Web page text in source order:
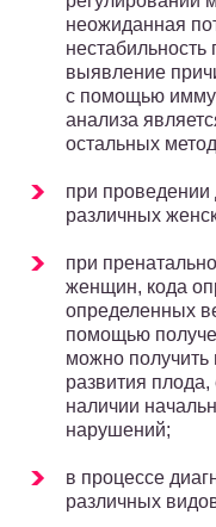
неожиданная
нестабильность
выявление
с помощью
анализа
остальных
при проведении
различных
при
женщин, кода
определенных
помощью
можно получить
развития
наличии
нарушений;
в процессе
различных